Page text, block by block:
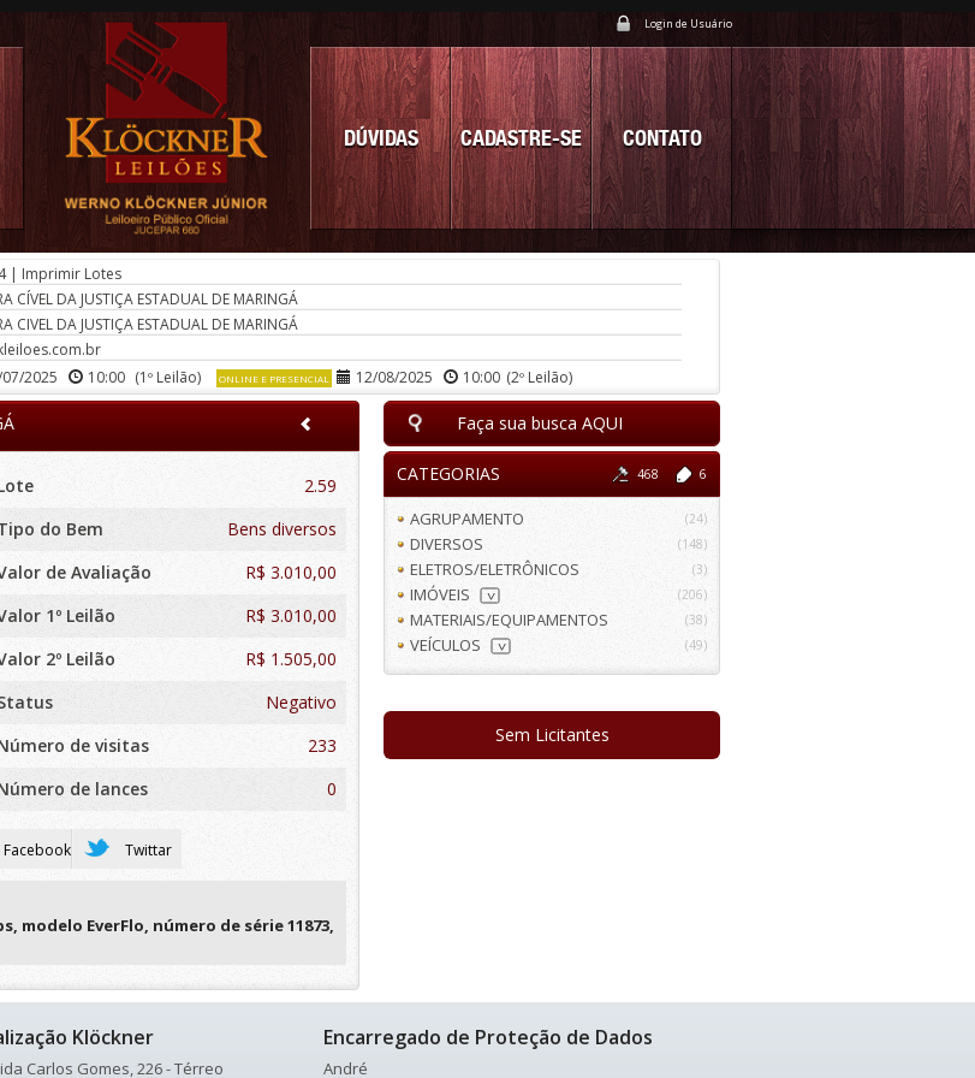
Login de Usuário
CONTATO
CADASTRE-SE
DÚVIDAS
| Imprimir Lotes
CÍVEL DA JUSTIÇA ESTADUAL DE MARINGÁ
CIVEL DA JUSTIÇA ESTADUAL DE MARINGÁ
2025 10:00 (1º Leilão) ONLINE E PRESENCIAL 12/08/2025 10:00 (2º Leilão)
2.59
do Bem
Bens diversos
de Avaliação
R$ 3.010,00
1º Leilão
R$ 3.010,00
2º Leilão
R$ 1.505,00
Negativo
de visitas
233
de lances
0
Twittar
modelo EverFlo, número de série 11873,
Faça sua busca AQUI
CATEGORIAS 468 6
AGRUPAMENTO (24)
DIVERSOS (148)
ELETROS/ELETRÔNICOS (3)
IMÓVEIS > (206)
MATERIAIS/EQUIPAMENTOS (38)
VEÍCULOS > (49)
Sem Licitantes
Klöckner
Carlos Gomes, 226 - Térreo
Encarregado de Proteção de Dados
André